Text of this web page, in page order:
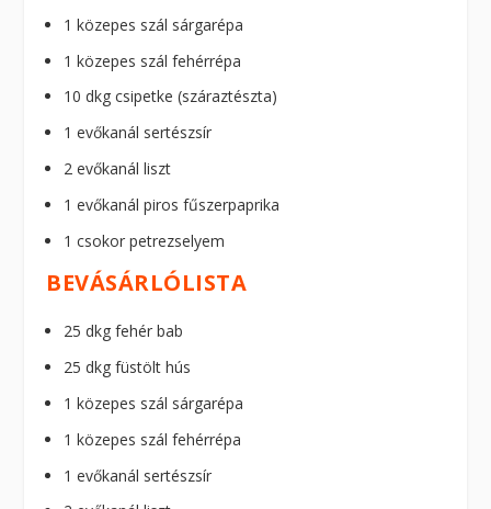
1 közepes szál sárgarépa
1 közepes szál fehérrépa
10 dkg csipetke (száraztészta)
1 evőkanál sertészsír
2 evőkanál liszt
1 evőkanál piros fűszerpaprika
1 csokor petrezselyem
BEVÁSÁRLÓLISTA
25 dkg fehér bab
25 dkg füstölt hús
1 közepes szál sárgarépa
1 közepes szál fehérrépa
1 evőkanál sertészsír